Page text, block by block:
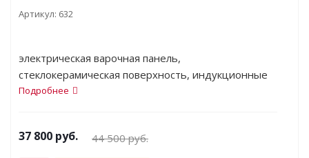
Артикул: 632
электрическая варочная панель,
стеклокерамическая поверхность, индукционные
конфорки, переключатели сенсорные, кнопочное
габариты (ШхГ) 79.5x51.7 см
Подробнее
37 800 руб. 44 500руб.